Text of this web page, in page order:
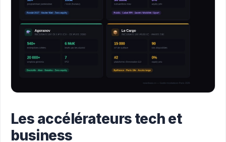
Les accélérateurs tech et
business